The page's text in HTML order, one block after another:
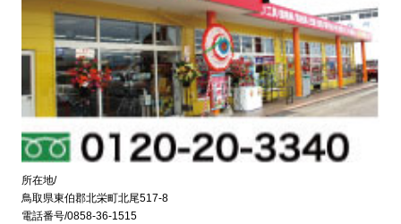
所在地/
鳥取県東伯郡北栄町北尾517-8
電話番号/0858-36-1515